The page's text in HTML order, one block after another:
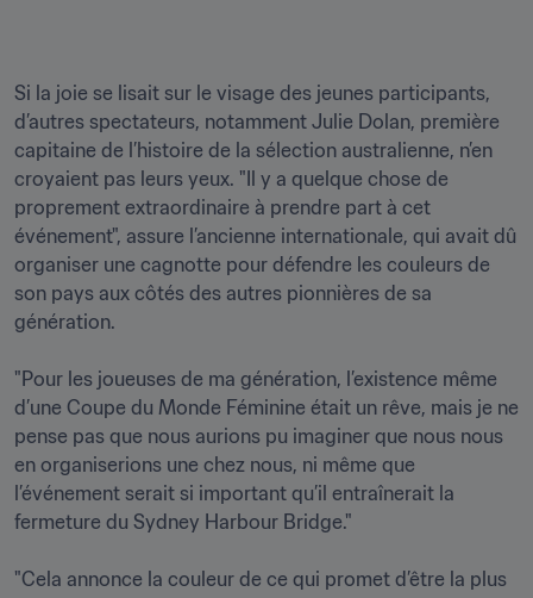
Si la joie se lisait sur le visage des jeunes participants,
d’autres spectateurs, notamment Julie Dolan, première
capitaine de l’histoire de la sélection australienne, n’en
croyaient pas leurs yeux. "Il y a quelque chose de
proprement extraordinaire à prendre part à cet
événement", assure l’ancienne internationale, qui avait dû
organiser une cagnotte pour défendre les couleurs de
son pays aux côtés des autres pionnières de sa
génération.
"Pour les joueuses de ma génération, l’existence même
d’une Coupe du Monde Féminine était un rêve, mais je ne
pense pas que nous aurions pu imaginer que nous nous
en organiserions une chez nous, ni même que
l’événement serait si important qu’il entraînerait la
fermeture du Sydney Harbour Bridge."
"Cela annonce la couleur de ce qui promet d’être la plus